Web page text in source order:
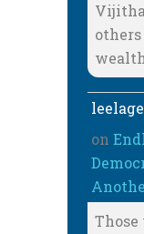
on